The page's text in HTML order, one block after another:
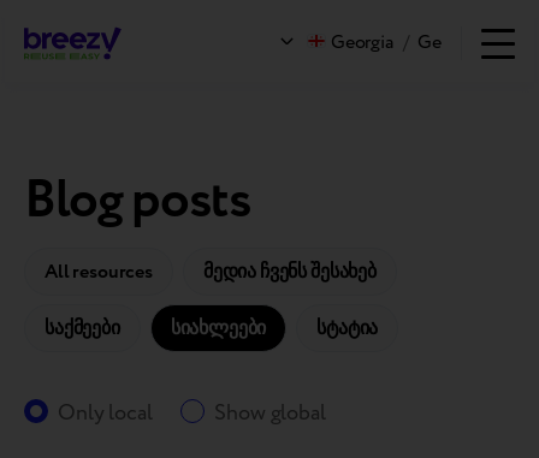
Georgia / Ge
Blog posts
All resources მედია ჩვენს შესახებ
საქმეები სიახლეები სტატია
Only local Show global